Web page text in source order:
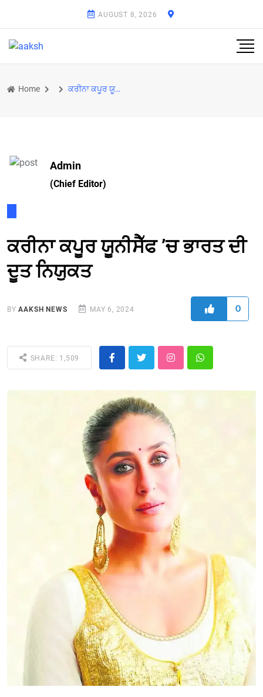
AUGUST 8, 2026
Home ਕਰੀਨਾ ਕਪੂਰ ਯੂਨੀਸੈੱਫ ’ਚ ਭਾਰਤ ਦੀ ਦੂਤ ਨਿਯੁਕਤ
Admin
(Chief Editor)
ਕਰੀਨਾ ਕਪੂਰ ਯੂਨੀਸੈੱਫ ’ਚ ਭਾਰਤ ਦੀ
ਦੂਤ ਨਿਯੁਕਤ
BYAAKSH NEWS MAY 6, 2024 0
SHARE: 1,509